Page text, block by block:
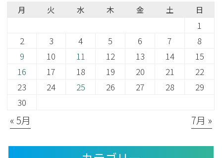
月 火 水 木 金 土 日
1
2
3 4 5 6 7
8
9
10 11 12 13 14
15
16
17 18 19 20 21
22
23
24 25 26 27 28
29
30
« 5月 7月 »